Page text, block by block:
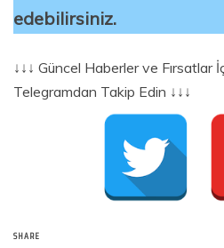
edebilirsiniz.
↓↓↓ Güncel Haberler ve
Telegramdan Takip Edin ↓↓↓
SHARE